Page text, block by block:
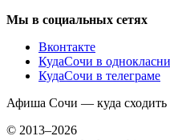
Мы в социальных сетях
Вконтакте
КудаСочи в
КудаСочи в телеграме
Афиша Сочи — куда сходить
© 2013–2026